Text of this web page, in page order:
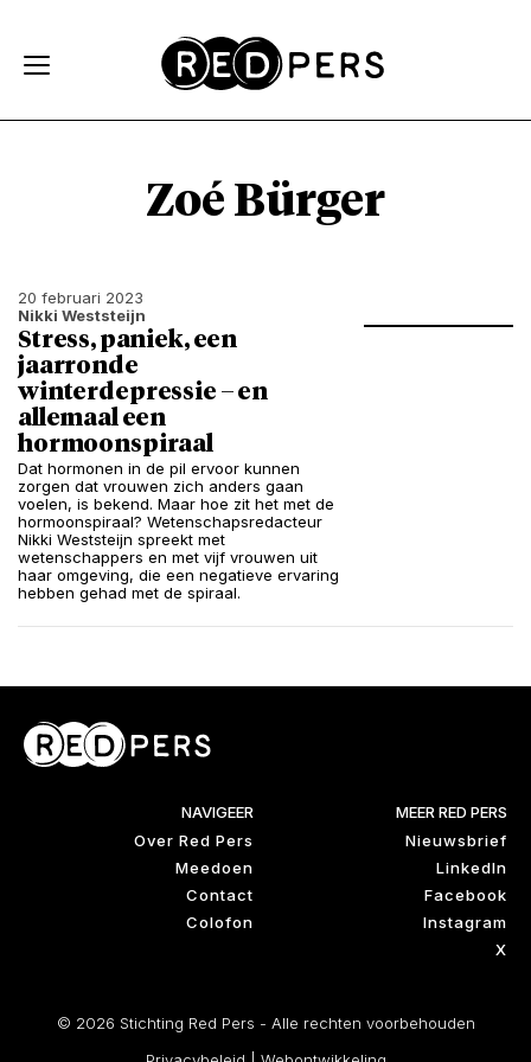
Zoé Bürger
20 februari 2023
Nikki Weststeijn
Stress, paniek, een
jaarronde
winterdepressie – en
allemaal een
hormoonspiraal
Dat hormonen in de pil ervoor kunnen
zorgen dat vrouwen zich anders gaan
voelen, is bekend. Maar hoe zit het met de
hormoonspiraal? Wetenschapsredacteur
Nikki Weststeijn spreekt met
wetenschappers en met vijf vrouwen uit
haar omgeving, die een negatieve ervaring
hebben gehad met de spiraal.
NAVIGEER
Over Red Pers
Meedoen
Contact
Colofon
MEER RED PERS
Nieuwsbrief
LinkedIn
Facebook
Instagram
X
© 2026 Stichting Red Pers - Alle rechten voorbehouden